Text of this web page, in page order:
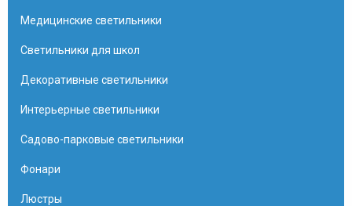
Медицинские светильники
Светильники для школ
Декоративные светильники
Интерьерные светильники
Садово-парковые светильники
Фонари
Люстры